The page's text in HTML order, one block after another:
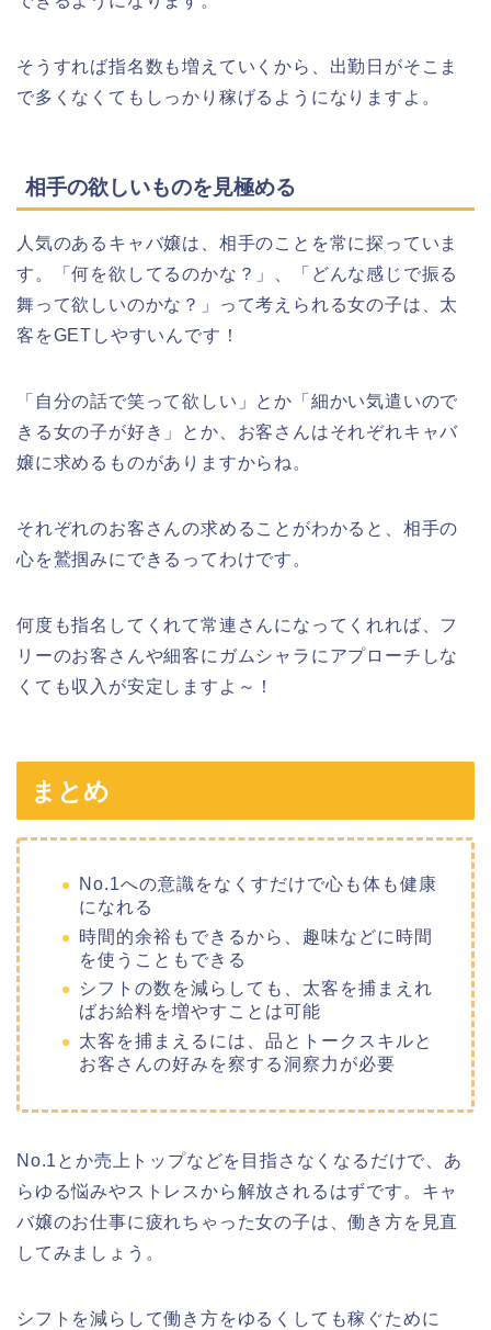
そうすれば指名数も増えていくから、出勤日がそこま
で多くなくてもしっかり稼げるようになりますよ。
相手の欲しいものを見極める
人気のあるキャバ嬢は、相手のことを常に探っていま
す。「何を欲してるのかな？」、「どんな感じで振る
舞って欲しいのかな？」って考えられる女の子は、太
客をGETしやすいんです！
「自分の話で笑って欲しい」とか「細かい気遣いので
きる女の子が好き」とか、お客さんはそれぞれキャバ
嬢に求めるものがありますからね。
それぞれのお客さんの求めることがわかると、相手の
心を鷲掴みにできるってわけです。
何度も指名してくれて常連さんになってくれれば、フ
リーのお客さんや細客にガムシャラにアプローチしな
くても収入が安定しますよ～！
まとめ
No.1への意識をなくすだけで心も体も健康
になれる
時間的余裕もできるから、趣味などに時間
を使うこともできる
シフトの数を減らしても、太客を捕まえれ
ばお給料を増やすことは可能
太客を捕まえるには、品とトークスキルと
お客さんの好みを察する洞察力が必要
No.1とか売上トップなどを目指さなくなるだけで、あ
らゆる悩みやストレスから解放されるはずです。キャ
バ嬢のお仕事に疲れちゃった女の子は、働き方を見直
してみましょう。
シフトを減らして働き方をゆるくしても稼ぐために